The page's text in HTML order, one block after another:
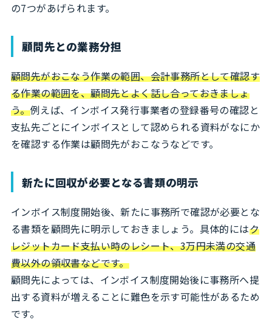
の7つがあげられます。
顧問先との業務分担
顧問先がおこなう作業の範囲、会計事務所として確認す
る作業の範囲を、顧問先とよく話し合っておきましょ
う。例えば、インボイス発行事業者の登録番号の確認と
支払先ごとにインボイスとして認められる資料がなにか
を確認する作業は顧問先がおこなうなどです。
新たに回収が必要となる書類の明示
インボイス制度開始後、新たに事務所で確認が必要とな
る書類を顧問先に明示しておきましょう。具体的にはク
レジットカード支払い時のレシート、3万円未満の交通
費以外の領収書などです。
顧問先によっては、インボイス制度開始後に事務所へ提
出する資料が増えることに難色を示す可能性があるため
です。